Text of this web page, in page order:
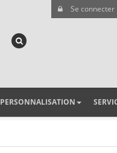
Se connecter
PERSONNALISATION